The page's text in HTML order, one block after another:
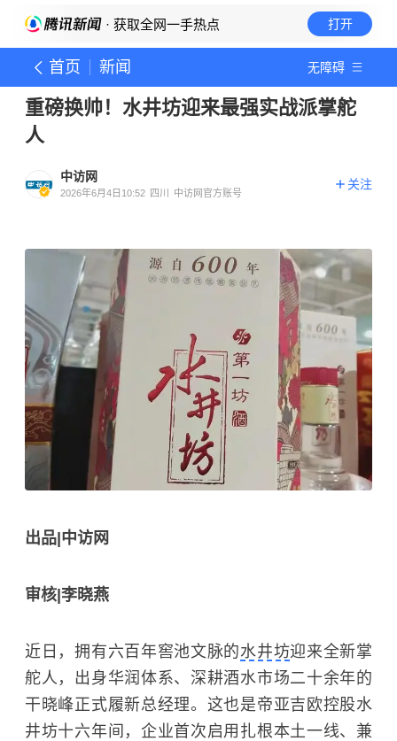
· 获取全网一手热点 打开
首页 新闻 无障碍
重磅换帅！水井坊迎来最强实战派掌舵
人
中访网
2026年6月4日10:52 四川 中访网官方账号
关注
出品|中访网
审核|李晓燕
近日，拥有六百年窖池文脉的水井坊迎来全新掌
舵人，出身华润体系、深耕酒水市场二十余年的
干晓峰正式履新总经理。这也是帝亚吉欧控股水
井坊十六年间，企业首次启用扎根本土一线、兼